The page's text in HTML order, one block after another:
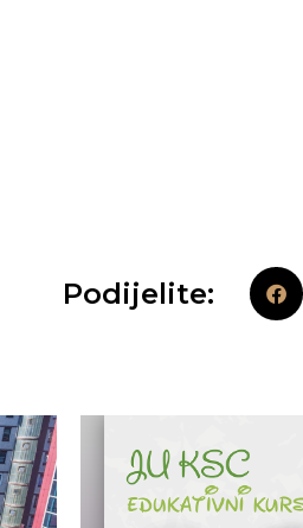
Podijelite: